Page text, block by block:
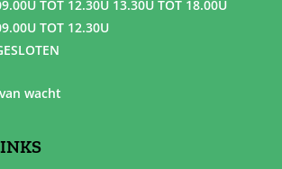
TOT 12.30U 13.30U TOT 18.00U
TOT 12.30U
wacht